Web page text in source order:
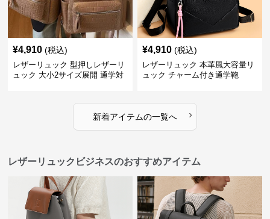
¥4,910 (税込)
レザーリュック 型押しレザーリ
ュック 大小2サイズ展開 通学対
¥4,910 (税込)
レザーリュック 本革風大容量リ
ュック チャーム付き通学鞄
新着アイテムの一覧へ ›
レザーリュックビジネスのおすすめアイテム